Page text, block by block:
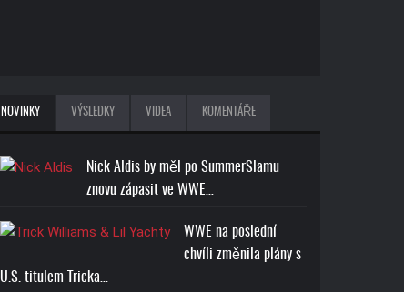
NOVINKY VÝSLEDKY VIDEA KOMENTÁŘE
Nick Aldis by měl po SummerSlamu
znovu zápasit ve WWE…
WWE na poslední
chvíli změnila plány s
U.S. titulem Tricka…